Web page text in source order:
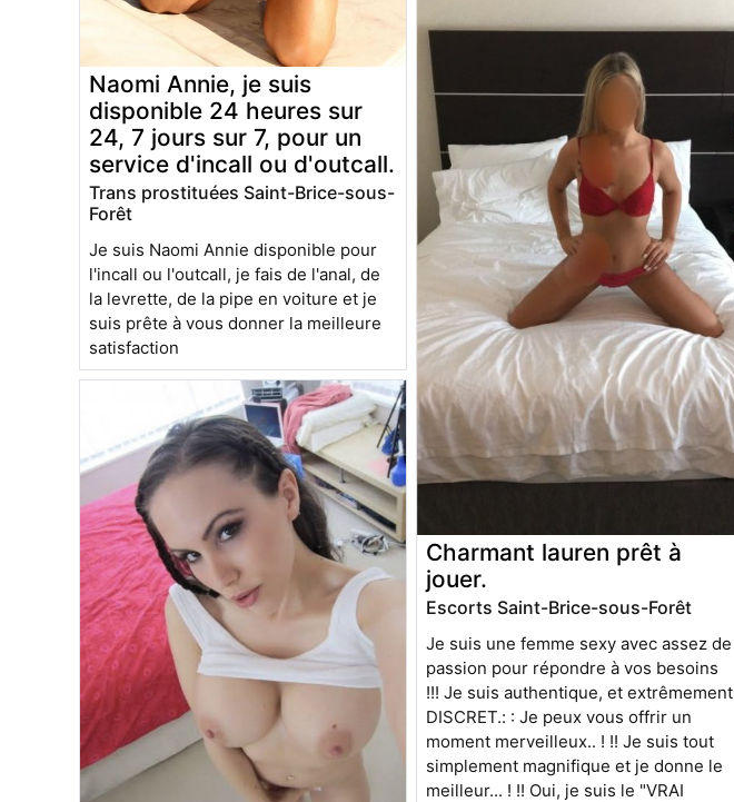
Naomi Annie, je suis
disponible 24 heures sur
24, 7 jours sur 7, pour un
service d'incall ou d'outcall.
Trans prostituées Saint-Brice-sous-
Forêt
Je suis Naomi Annie disponible pour
l'incall ou l'outcall, je fais de l'anal, de
la levrette, de la pipe en voiture et je
suis prête à vous donner la meilleure
satisfaction
Charmant lauren prêt à
jouer.
Escorts Saint-Brice-sous-Forêt
Je suis une femme sexy avec assez de
passion pour répondre à vos besoins
!!! Je suis authentique, et extrêmement
DISCRET.: : Je peux vous offrir un
moment merveilleux.. ! !! Je suis tout
simplement magnifique et je donne le
meilleur... ! !! Oui, je suis le "VRAI